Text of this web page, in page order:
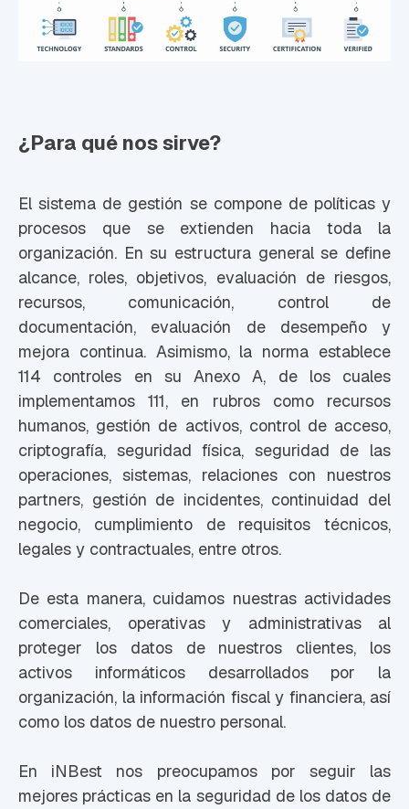
¿Para qué nos sirve?
El sistema de gestión se compone de políticas y
procesos que se extienden hacia toda la
organización. En su estructura general se define
alcance, roles, objetivos, evaluación de riesgos,
recursos, comunicación, control de
documentación, evaluación de desempeño y
mejora continua. Asimismo, la norma establece
114 controles en su Anexo A, de los cuales
implementamos 111, en rubros como recursos
humanos, gestión de activos, control de acceso,
criptografía, seguridad física, seguridad de las
operaciones, sistemas, relaciones con nuestros
partners, gestión de incidentes, continuidad del
negocio, cumplimiento de requisitos técnicos,
legales y contractuales, entre otros.
De esta manera, cuidamos nuestras actividades
comerciales, operativas y administrativas al
proteger los datos de nuestros clientes, los
activos informáticos desarrollados por la
organización, la información fiscal y financiera, así
como los datos de nuestro personal.
En iNBest nos preocupamos por seguir las
mejores prácticas en la seguridad de los datos de